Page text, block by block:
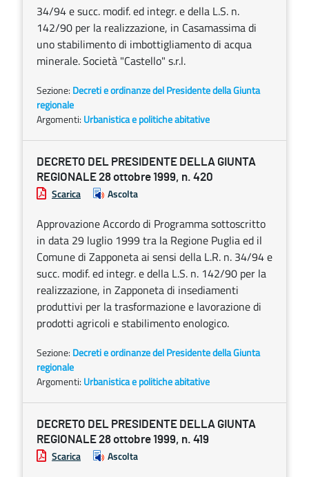
34/94 e succ. modif. ed integr. e della L.S. n.
142/90 per la realizzazione, in Casamassima di
uno stabilimento di imbottigliamento di acqua
minerale. Società "Castello" s.r.l.
Sezione: Decreti e ordinanze del Presidente della Giunta
regionale
Argomenti: Urbanistica e politiche abitative
DECRETO DEL PRESIDENTE DELLA GIUNTA
REGIONALE 28 ottobre 1999, n. 420
Scarica Ascolta
Approvazione Accordo di Programma sottoscritto
in data 29 luglio 1999 tra la Regione Puglia ed il
Comune di Zapponeta ai sensi della L.R. n. 34/94 e
succ. modif. ed integr. e della L.S. n. 142/90 per la
realizzazione, in Zapponeta di insediamenti
produttivi per la trasformazione e lavorazione di
prodotti agricoli e stabilimento enologico.
Sezione: Decreti e ordinanze del Presidente della Giunta
regionale
Argomenti: Urbanistica e politiche abitative
DECRETO DEL PRESIDENTE DELLA GIUNTA
REGIONALE 28 ottobre 1999, n. 419
Scarica Ascolta